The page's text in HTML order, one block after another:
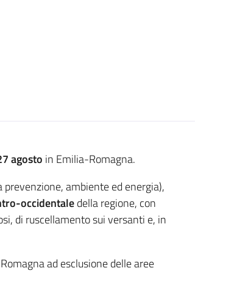
agosto in Emilia-Romagna.
prevenzione, ambiente ed energia),
occidentaledella regione, con
di ruscellamento sui versanti e, in
ad esclusione delle aree